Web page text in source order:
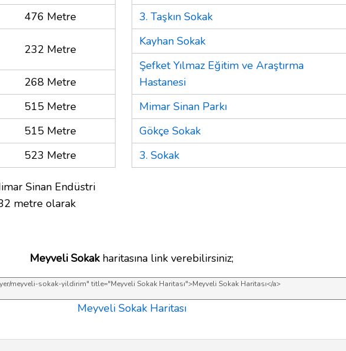
476 Metre
232 Metre
268 Metre
515 Metre
515 Metre
523 Metre
Sinan Endüstri
metre olarak
3. Taşkın Sokak
Kayhan Sokak
Şefket Yılmaz Eğitim ve Araştırma
Hastanesi
Mimar Sinan Parkı
Gökçe Sokak
3. Sokak
Meyveli Sokakharitasına link verebilirsiniz;
Meyveli Sokak Haritası